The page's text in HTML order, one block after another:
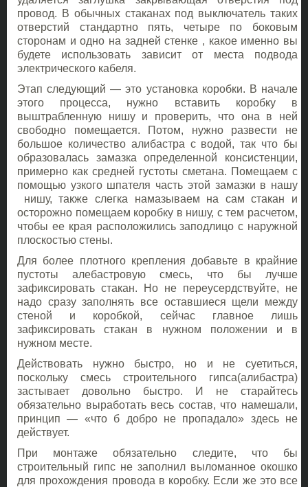
провод. В обычных стаканах под выключатель таких
отверстий стандартно пять, четыре по боковым
сторонам и одно на задней стенке , какое именно вы
будете использовать зависит от места подвода
электрического кабеля.
Этап следующий — это установка коробки. В начале
этого процесса, нужно вставить коробку в
выштрабленную нишу и проверить, что она в ней
свободно помещается. Потом, нужно развести не
большое количество алибастра с водой, так что бы
образовалась замазка определенной консистенции,
примерно как средней густоты сметана. Помещаем с
помощью узкого шпателя часть этой замазки в нашу
нишу, также слегка намазываем на сам стакан и
осторожно помещаем коробку в нишу, с тем расчетом,
чтобы ее края расположились заподлицо с наружной
плоскостью стены.
Для более плотного крепления добавьте в крайние
пустоты алебастровую смесь, что бы лучше
зафиксировать стакан. Но не переусердствуйте, не
надо сразу заполнять все оставшиеся щели между
стеной и коробкой, сейчас главное лишь
зафиксировать стакан в нужном положении и в
нужном месте.
Действовать нужно быстро, но и не суетиться,
поскольку смесь строительного гипса(алибастра)
застывает довольно быстро. И не старайтесь
обязательно выработать весь состав, что намешали,
принцип — «что б добро не пропадало» здесь не
действует.
При монтаже обязательно следите, что бы
строительный гипс не заполнил выломанное окошко
для прохождения провода в коробку. Если же это все